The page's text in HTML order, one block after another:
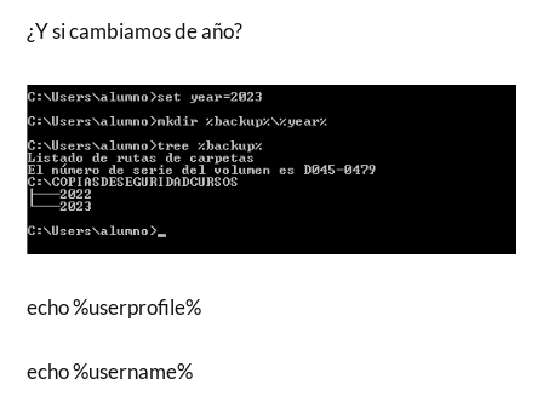
¿Y si cambiamos de año?
echo %userprofile%
echo %username%